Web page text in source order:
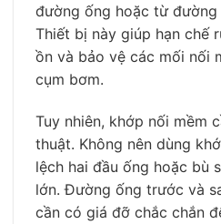
đường ống hoặc từ
Thiết bị này giúp hạn chế
ồn và bảo vệ các mối nối
cụm bơm.
Tuy nhiên, khớp nối mềm
thuật. Không nên dùng
lệch hai đầu ống hoặc bù
lớn. Đường ống trước và
cần có giá đỡ chắc chắn